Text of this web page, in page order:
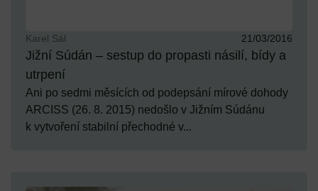
Karel Sál 21/03/2016
Jižní Súdán – sestup do propasti násilí, bídy a
utrpení
Ani po sedmi měsících od podepsání mírové dohody
ARCISS (26. 8. 2015) nedošlo v Jižním Súdánu
k vytvoření stabilní přechodné v...